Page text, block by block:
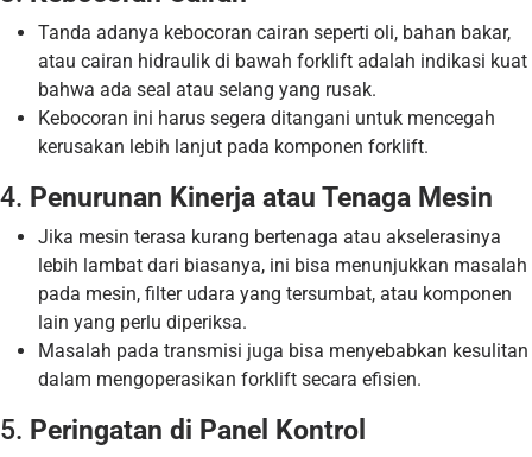
Tanda adanya kebocoran cairan seperti oli, bahan bakar,
atau cairan hidraulik di bawah forklift adalah indikasi kuat
bahwa ada seal atau selang yang rusak.
Kebocoran ini harus segera ditangani untuk mencegah
kerusakan lebih lanjut pada komponen forklift.
4. Penurunan Kinerja atau Tenaga Mesin
Jika mesin terasa kurang bertenaga atau akselerasinya
lebih lambat dari biasanya, ini bisa menunjukkan masalah
pada mesin, filter udara yang tersumbat, atau komponen
lain yang perlu diperiksa.
Masalah pada transmisi juga bisa menyebabkan kesulitan
dalam mengoperasikan forklift secara efisien.
5. Peringatan di Panel Kontrol